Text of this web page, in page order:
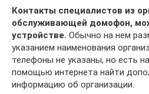
Контакты специалистов из
обслуживающей домофон,
устройстве. Обычно на нем
указанием наименования
телефоны не указаны, но есть
помощью интернета найти
информацию об организации.